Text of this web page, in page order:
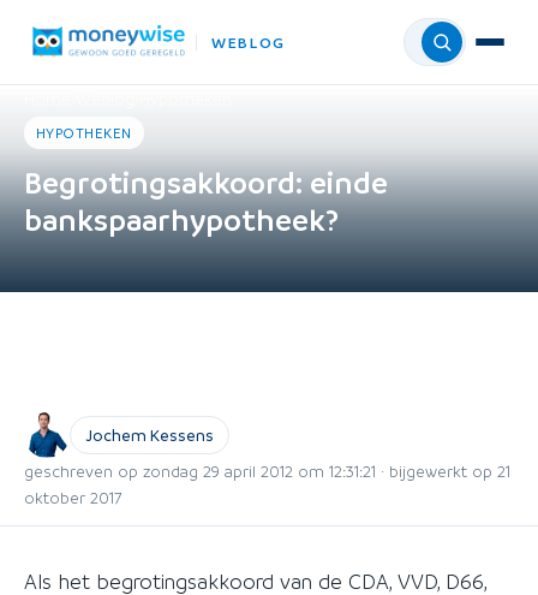
WEBLOG Menu
HYPOTHEKEN
Begrotingsakkoord: einde
bankspaarhypotheek?
Jochem Kessens
geschreven op zondag 29 april 2012 om 12:31:21 · bijgewerkt op 21
oktober 2017
Als het begrotingsakkoord van de CDA, VVD, D66,